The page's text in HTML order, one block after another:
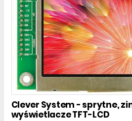
Clever System - sprytne,
wyświetlacze TFT-LCD